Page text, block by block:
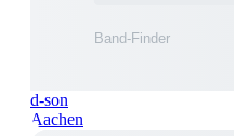
d-son
Aachen